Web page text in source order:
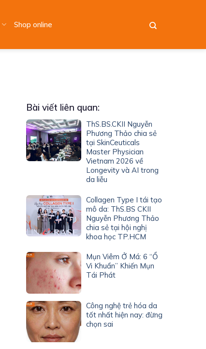
Shop online
Bài viết liên quan:
ThS.BS.CKII Nguyễn
Phương Thảo chia sẻ
tại SkinCeuticals
Master Physician
Vietnam 2026 về
Longevity và AI trong
da liễu
Collagen Type I tái tạo
mô da: ThS.BS CKII
Nguyễn Phương Thảo
chia sẻ tại hội nghị
khoa học TP.HCM
Mụn Viêm Ở Má: 6 “Ổ
Vi Khuẩn” Khiến Mụn
Tái Phát
Công nghệ trẻ hóa da
tốt nhất hiện nay: đừng
chọn sai